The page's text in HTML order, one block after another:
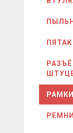
РЕМНИ